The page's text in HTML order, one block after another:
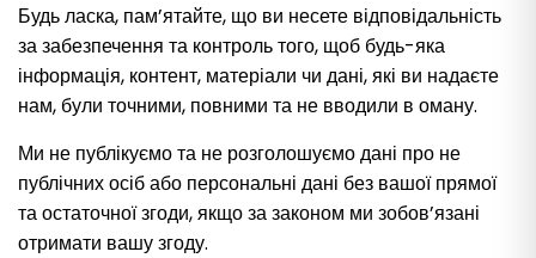
Будь ласка, пам’ятайте, що ви несете відповідальність
за забезпечення та контроль того, щоб будь-яка
інформація, контент, матеріали чи дані, які ви надаєте
нам, були точними, повними та не вводили в оману.
Ми не публікуємо та не розголошуємо дані про не
публічних осіб або персональні дані без вашої прямої
та остаточної згоди, якщо за законом ми зобов’язані
отримати вашу згоду.